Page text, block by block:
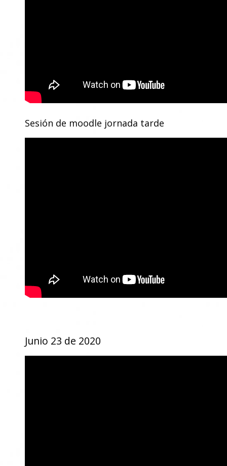
Sesión de moodle jornada tarde
Junio 23 de 2020